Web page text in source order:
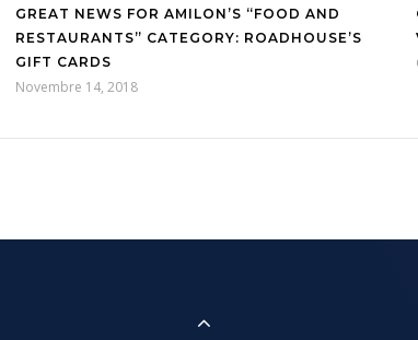
GREAT NEWS FOR AMILON’S “FOOD AND
RESTAURANTS” CATEGORY: ROADHOUSE’S
GIFT CARDS
Novembre 14, 2018